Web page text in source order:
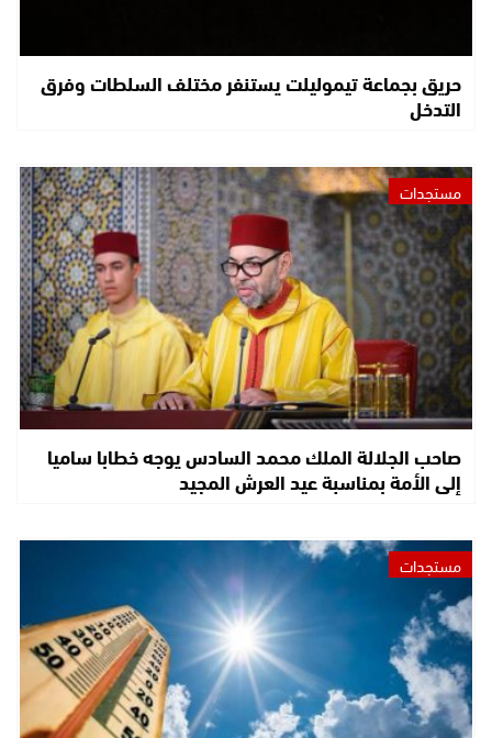
حريق بجماعة تيموليلت يستنفر مختلف السلطات وفرق
التدخل
مستجدات
صاحب الجلالة الملك محمد السادس يوجه خطابا ساميا
إلى الأمة بمناسبة عيد العرش المجيد
مستجدات